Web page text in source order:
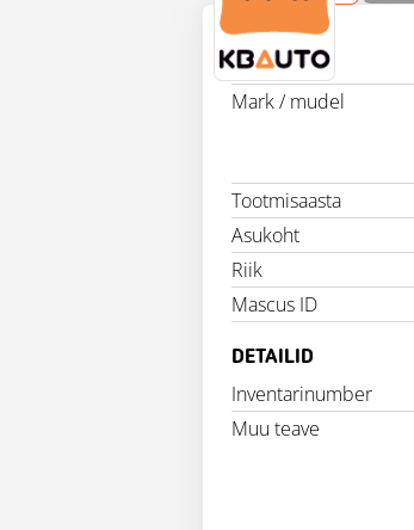
INFO
Tooterühm
Mark / mudel
Tootmisaasta
Asukoht
Riik
Mascus ID
DETAILID
Inventarinumber
Muu teave